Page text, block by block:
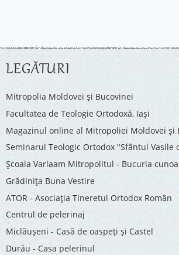
LEGĂTURI
Mitropolia Moldovei și Bucovinei
Facultatea de Teologie Ortodoxă, Iaşi
Magazinul online al Mitropoliei Moldovei și
Seminarul Teologic Ortodox "Sfântul Vasile
Şcoala Varlaam Mitropolitul - Bucuria
Grădinița Buna Vestire
ATOR - Asociaţia Tineretul Ortodox Român
Centrul de pelerinaj
Miclăușeni - Casă de oaspeţi şi Castel
Durău - Casa pelerinul